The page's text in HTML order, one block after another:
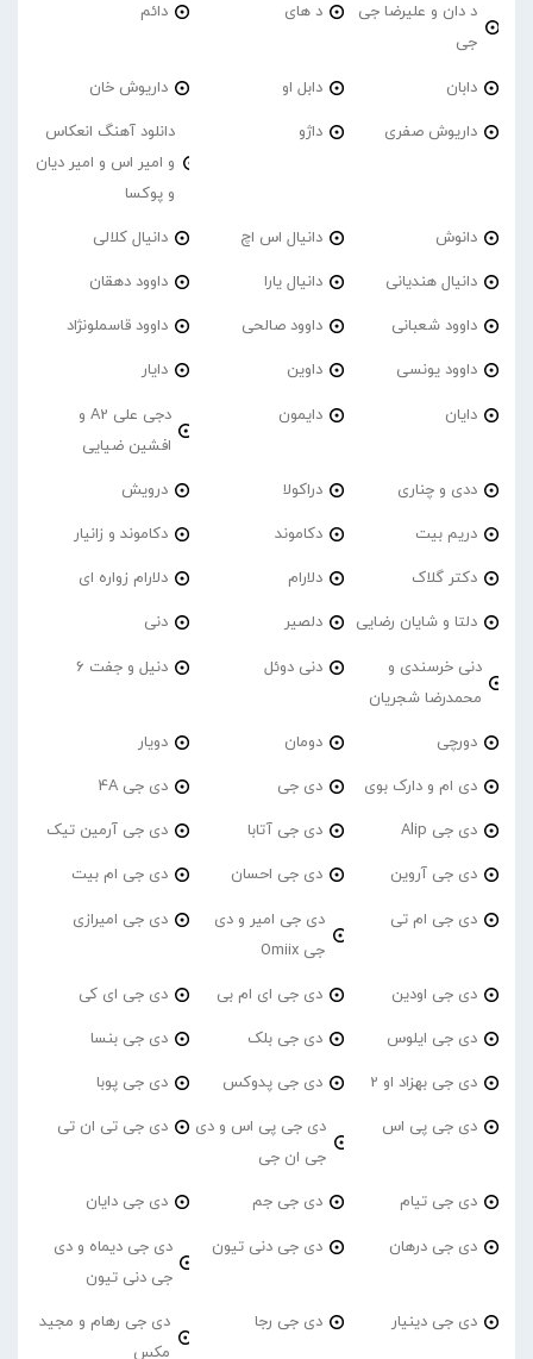
د دان و علیرضا جی
جی
د های دائم
دابان دابل او داریوش خان
داریوش صفری داژو
دانلود آهنگ انعکاس
و امیر اس و امیر دیان
و پوکسا
دانوش دانیال اس اچ دانیال کلالی
دانیال هندیانی دانیال یارا داوود دهقان
داوود شعبانی داوود صالحی داوود قاسملونژاد
داوود یونسی داوین دایار
دایان دایمون
دجی علی A2 و
افشین ضیایی
ددی و چناری دراکولا درویش
دریم بیت دکاموند دکاموند و زانیار
دکتر گلاک دلارام دلارام زواره ای
دلتا و شایان رضایی دلصیر دنی
دنی خرسندی و
محمدرضا شجریان
دنی دوئل دنیل و جفت 6
دورچی دومان دویار
دی ام و دارک بوی دی جی دی جی 4A
دی جی Alip دی جی آتابا دی جی آرمین تیک
دی جی آروین دی جی احسان دی جی ام بیت
دی جی ام تی
دی جی امیر و دی
جی Omiix
دی جی امیرازی
دی جی اودین دی جی ای ام بی دی جی ای کی
دی جی ایلوس دی جی بلک دی جی بنسا
دی جی بهزاد او 2 دی جی پدوکس دی جی پوبا
دی جی پی اس
دی جی پی اس و دی
جی ان جی
دی جی تی ان تی
دی جی تیام دی جی جم دی جی دایان
دی جی درهان دی جی دنی تیون
دی جی دیماه و دی
جی دنی تیون
دی جی دینیار دی جی رجا
دی جی رهام و مجید
مکس